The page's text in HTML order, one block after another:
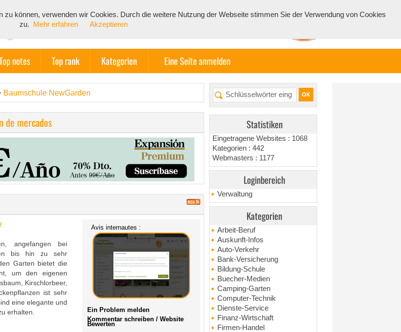
notes Top rank Kategorien Eine Seite anmelden
Statistiken
Eingetragene Websites : 1068
Kategorien : 442
Webmasters : 1177
Loginbereich
Verwaltung
Kategorien
Arbeit-Beruf
Auskunft-Infos
Auto-Verkehr
Bank-Versicherung
Bildung-Schule
Buecher-Medien
Camping-Garten
Computer-Technik
Dienste-Service
Finanz-Wirtschaft
Firmen-Handel
Baumschule NewGarden
de mercados
angefangen bei
bis hin zu sehr
Garten bietet die
um den eigenen
Kirschlorbeer,
ist sehr
eine elegante und
erhalten.
Avis internautes :
Ein Problem melden
Kommentar schreiben / Website
Bewerten
können, verwenden wir Cookies. Durch die weitere Nutzung der Webseite stimmen Sie der Verwendung von Cookies
zu.
Mehr erfahren Akzeptieren